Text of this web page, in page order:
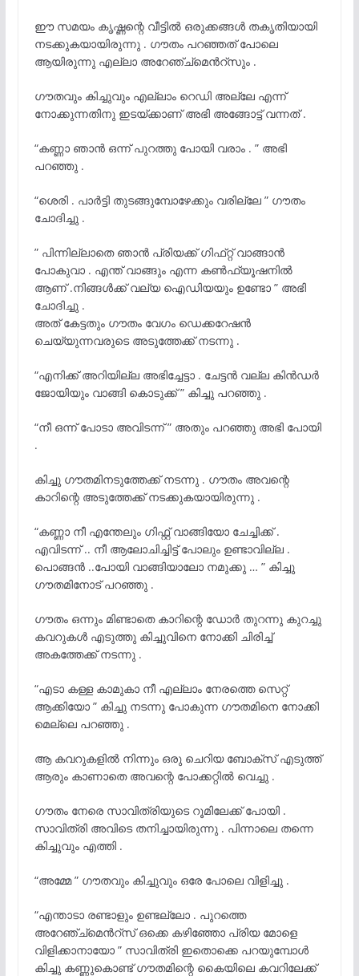
ഈ സമയം കൃഷ്ണന്റെ വീട്ടിൽ ഒരുക്കങ്ങൾ തകൃതിയായി
നടക്കുകയായിരുന്നു . ഗൗതം പറഞ്ഞത് പോലെ
ആയിരുന്നു എല്ലാ അറേഞ്ച്മെൻറ്സും .
ഗൗതവും കിച്ചുവും എല്ലാം റെഡി അല്ലേ എന്ന്
നോക്കുന്നതിനു ഇടയ്ക്കാണ് അഭി അങ്ങോട്ട് വന്നത് .
“കണ്ണാ ഞാൻ ഒന്ന് പുറത്തു പോയി വരാം . ” അഭി
പറഞ്ഞു .
“ശെരി . പാർട്ടി തുടങ്ങുമ്പോഴേക്കും വരില്ലേ ” ഗൗതം
ചോദിച്ചു .
” പിന്നില്ലാതെ ഞാൻ പ്രിയക്ക് ഗിഫ്‌റ്റ് വാങ്ങാൻ
പോകുവാ . എന്ത് വാങ്ങും എന്ന കൺഫ്യൂഷനിൽ
ആണ് .നിങ്ങൾക്ക് വല്യ ഐഡിയയും ഉണ്ടോ ” അഭി
ചോദിച്ചു .
അത് കേട്ടതും ഗൗതം വേഗം ഡെക്കറേഷൻ
ചെയ്യുന്നവരുടെ അടുത്തേക്ക് നടന്നു .
“എനിക്ക് അറിയില്ല അഭിച്ചേട്ടാ . ചേട്ടൻ വല്ല കിൻഡർ
ജോയിയും വാങ്ങി കൊടുക്ക് ” കിച്ചു പറഞ്ഞു .
“നീ ഒന്ന് പോടാ അവിടന്ന് ” അതും പറഞ്ഞു അഭി പോയി
.
കിച്ചു ഗൗതമിനടുത്തേക്ക് നടന്നു . ഗൗതം അവന്റെ
കാറിന്റെ അടുത്തേക്ക് നടക്കുകയായിരുന്നു .
“കണ്ണാ നീ എന്തേലും ഗിഫ്റ്റ് വാങ്ങിയോ ചേച്ചിക്ക് .
എവിടന്ന് .. നീ ആലോചിച്ചിട്ട് പോലും ഉണ്ടാവില്ല .
പൊങ്ങൻ ..പോയി വാങ്ങിയാലോ നമുക്കു … ” കിച്ചു
ഗൗതമിനോട് പറഞ്ഞു .
ഗൗതം ഒന്നും മിണ്ടാതെ കാറിന്റെ ഡോർ തുറന്നു കുറച്ചു
കവറുകൾ എടുത്തു കിച്ചുവിനെ നോക്കി ചിരിച്ച്
അകത്തേക്ക് നടന്നു .
“എടാ കള്ള കാമുകാ നീ എല്ലാം നേരത്തെ സെറ്റ്
ആക്കിയോ ” കിച്ചു നടന്നു പോകുന്ന ഗൗതമിനെ നോക്കി
മെല്ലെ പറഞ്ഞു .
ആ കവറുകളിൽ നിന്നും ഒരു ചെറിയ ബോക്സ് എടുത്ത്
ആരും കാണാതെ അവന്റെ പോക്കറ്റിൽ വെച്ചു .
ഗൗതം നേരെ സാവിത്രിയുടെ റൂമിലേക്ക് പോയി .
സാവിത്രി അവിടെ തനിച്ചായിരുന്നു . പിന്നാലെ തന്നെ
കിച്ചുവും എത്തി .
“അമ്മേ ” ഗൗതവും കിച്ചുവും ഒരേ പോലെ വിളിച്ചു .
“എന്താടാ രണ്ടാളും ഉണ്ടല്ലോ . പുറത്തെ
അറേഞ്ച്മെൻറ്സ് ഒക്കെ കഴിഞ്ഞോ പ്രിയ മോളെ
വിളിക്കാനായോ ” സാവിത്രി ഇതൊക്കെ പറയുമ്പോൾ
കിച്ചു കണ്ണുകൊണ്ട് ഗൗതമിന്റെ കൈയിലെ കവറിലേക്ക്